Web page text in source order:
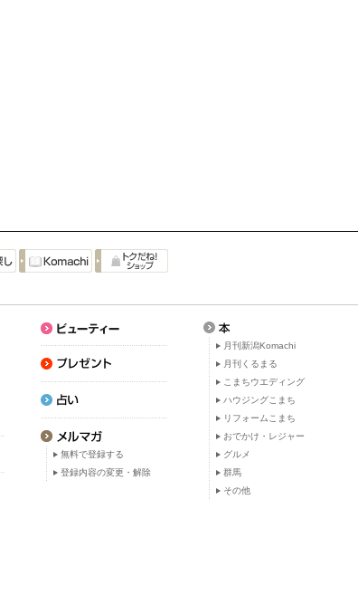
無料で登録する
登録内容の変更・解除
月刊新潟Komachi
月刊くるまる
こまちウエディング
ハウジングこまち
リフォームこまち
おでかけ・レジャー
グルメ
群馬
その他